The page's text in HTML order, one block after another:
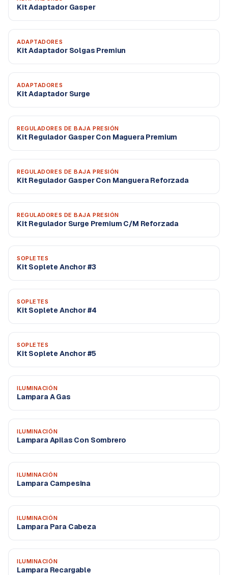
Kit Adaptador Gasper
ADAPTADORES
Kit Adaptador Solgas Premiun
ADAPTADORES
Kit Adaptador Surge
REGULADORES DE BAJA PRESIÓN
Kit Regulador Gasper Con Maguera Premium
REGULADORES DE BAJA PRESIÓN
Kit Regulador Gasper Con Manguera Reforzada
REGULADORES DE BAJA PRESIÓN
Kit Regulador Surge Premium C/M Reforzada
SOPLETES
Kit Soplete Anchor #3
SOPLETES
Kit Soplete Anchor #4
SOPLETES
Kit Soplete Anchor #5
ILUMINACIÓN
Lampara A Gas
ILUMINACIÓN
Lampara Apilas Con Sombrero
ILUMINACIÓN
Lampara Campesina
ILUMINACIÓN
Lampara Para Cabeza
ILUMINACIÓN
Lampara Recargable